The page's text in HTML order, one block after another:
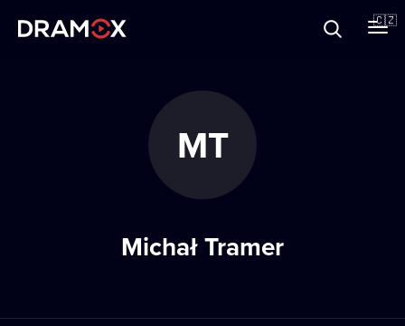
🇨🇿
MT
Michał Tramer